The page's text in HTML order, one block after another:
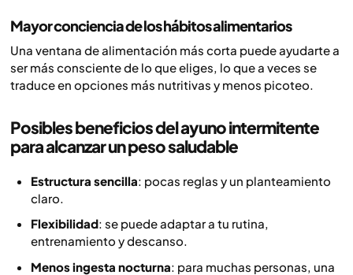
Mayor conciencia de los hábitos alimentarios
Una ventana de alimentación más corta puede ayudarte a
ser más consciente de lo que eliges, lo que a veces se
traduce en opciones más nutritivas y menos picoteo.
Posibles beneficios del ayuno intermitente
para alcanzar un peso saludable
Estructura sencilla: pocas reglas y un planteamiento
claro.
Flexibilidad: se puede adaptar a tu rutina,
entrenamiento y descanso.
Menos ingesta nocturna: para muchas personas, una